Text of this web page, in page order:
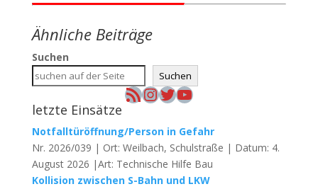
Ähnliche Beiträge
Suchen
Suchen
RSS-FeedInstagram
Twitter
YouTube
letzte Einsätze
Notfalltüröffnung/Person in Gefahr
Nr. 2026/039 | Ort: Weilbach, Schulstraße | Datum: 4.
August 2026 |Art: Technische Hilfe Bau
Kollision zwischen S-Bahn und LKW